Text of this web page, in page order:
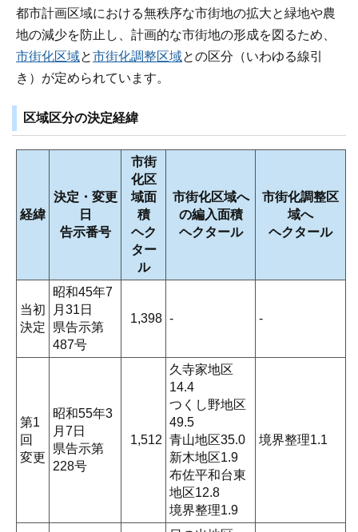
都市計画区域における無秩序な市街地の拡大と緑地や農
地の減少を防止し、計画的な市街地の形成を図るため、
市街化区域と市街化調整区域との区分（いわゆる線引
き）が定められています。
区域区分の決定経緯
経緯
決定・変更
日
告示番号
市街
化区
域面
積
ヘク
ター
ル
市街化区域へ
の編入面積
ヘクタール
市街化調整区
域へ
ヘクタール
当初
決定
昭和45年7
月31日
県告示第
487号
1,398 - -
第1
回
変更
昭和55年3
月7日
県告示第
228号
1,512
久寺家地区
14.4
つくし野地区
49.5
青山地区35.0
新木地区1.9
布佐平和台東
地区12.8
境界整理1.9
境界整理1.1